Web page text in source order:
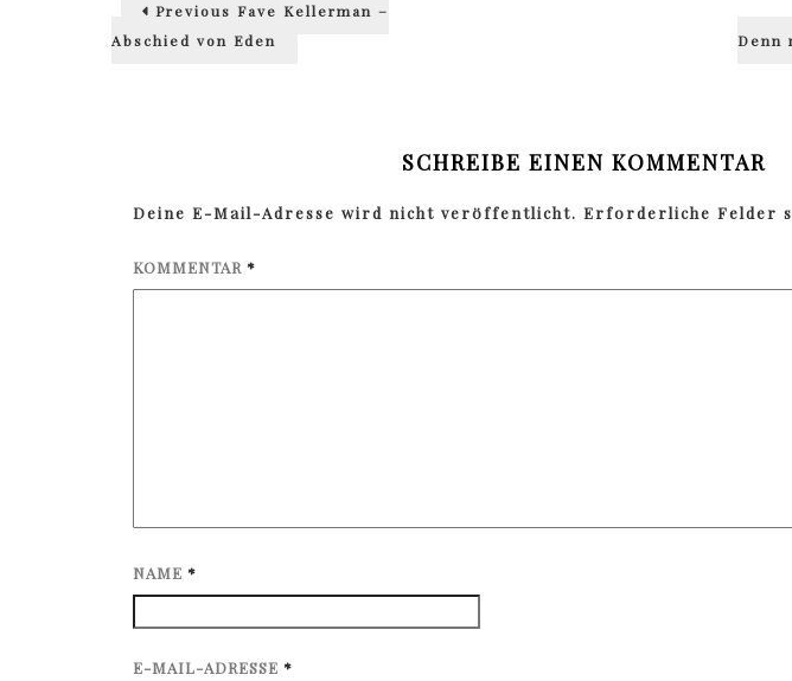
Previous Faye Kellerman –
Abschied von Eden
Denn
SCHREIBE EINEN KOMMENTAR
Deine E-Mail-Adresse wird nicht veröffentlicht. Erforderliche Felder
KOMMENTAR *
NAME *
E-MAIL-ADRESSE *